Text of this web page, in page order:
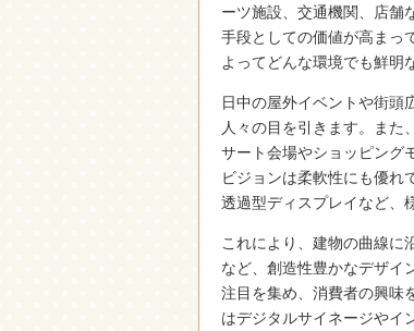
ーツ施設、交通機関、店舗
手段としての価値が高まっ
よってどんな環境でも鮮明
日中の屋外イベントや街頭
人々の目を引きます。また
サート会場やショッピング
ビジョンは柔軟性にも優れ
透過型ディスプレイなど、
これにより、建物の曲線に
など、創造性豊かなデザイ
注目を集め、消費者の興味
はデジタルサイネージやイ